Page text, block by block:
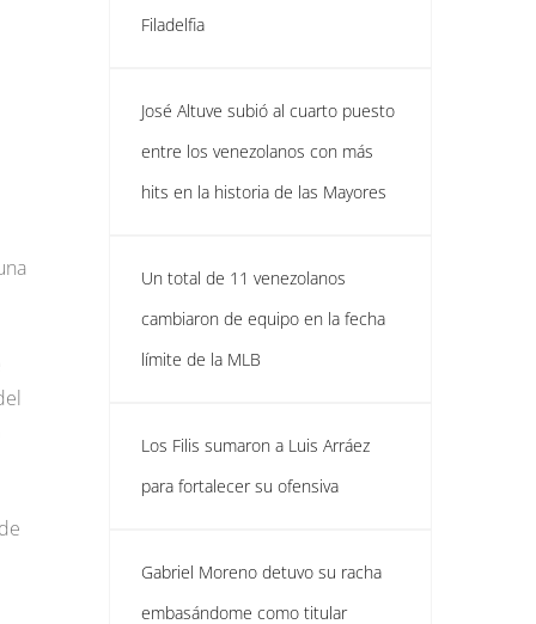
Filadelfia
José Altuve subió al cuarto puesto
entre los venezolanos con más
hits en la historia de las Mayores
Un total de 11 venezolanos
cambiaron de equipo en la fecha
límite de la MLB
Los Filis sumaron a Luis Arráez
para fortalecer su ofensiva
Gabriel Moreno detuvo su racha
embasándome como titular